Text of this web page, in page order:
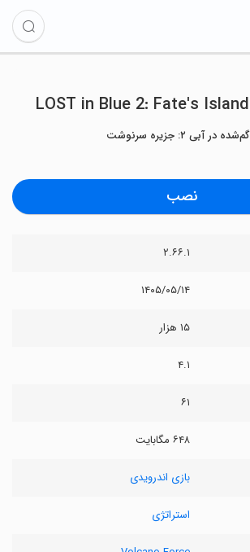
LOST in Blue 2: Fate's Island
گم‌شده در آبی ۲: جزیره سرنوشت
نصب
۲.۶۶.۱
۱۴۰۵/۰۵/۱۴
۱۵ هزار
۴.۱
۶۱
۶۴۸ مگابایت
بازی اندرویدی
استراتژی